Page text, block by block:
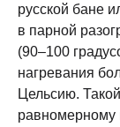
русской бане
в парной
(90–100
нагревания
Цельсию.
равномерному